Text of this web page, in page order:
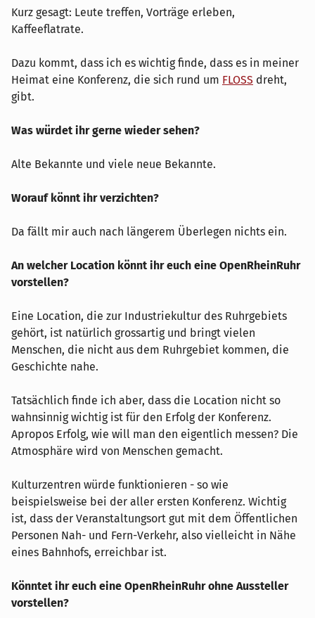
Kurz gesagt: Leute treffen, Vorträge erleben,
Kaffeeflatrate.
Dazu kommt, dass ich es wichtig finde, dass es in meiner
Heimat eine Konferenz, die sich rund um FLOSS dreht,
gibt.
Was würdet ihr gerne wieder sehen?
Alte Bekannte und viele neue Bekannte.
Worauf könnt ihr verzichten?
Da fällt mir auch nach längerem Überlegen nichts ein.
An welcher Location könnt ihr euch eine OpenRheinRuhr
vorstellen?
Eine Location, die zur Industriekultur des Ruhrgebiets
gehört, ist natürlich grossartig und bringt vielen
Menschen, die nicht aus dem Ruhrgebiet kommen, die
Geschichte nahe.
Tatsächlich finde ich aber, dass die Location nicht so
wahnsinnig wichtig ist für den Erfolg der Konferenz.
Apropos Erfolg, wie will man den eigentlich messen? Die
Atmosphäre wird von Menschen gemacht.
Kulturzentren würde funktionieren - so wie
beispielsweise bei der aller ersten Konferenz. Wichtig
ist, dass der Veranstaltungsort gut mit dem Öffentlichen
Personen Nah- und Fern-Verkehr, also vielleicht in Nähe
eines Bahnhofs, erreichbar ist.
Könntet ihr euch eine OpenRheinRuhr ohne Aussteller
vorstellen?